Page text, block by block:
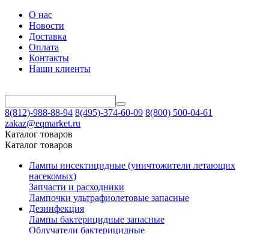
О нас
Новости
Доставка
Оплата
Контакты
Наши клиенты
8(812)-988-88-94 8(495)-374-60-09 8(800) 500-04-61
zakaz@eqmarket.ru
Каталог товаров
Каталог товаров
Лампы инсектицидные (уничтожители летающих
насекомых)
Запчасти и расходники
Лампочки ультрафиолетовые запасные
Дезинфекция
Лампы бактерицидные запасные
Облучатели бактерицидные